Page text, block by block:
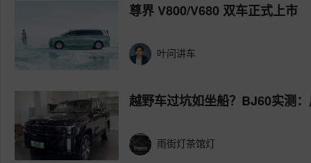
尊界 V800/V680 双车正式上市
叶问讲车
越野车过坑如坐船？BJ60实测
雨街灯茶馆灯